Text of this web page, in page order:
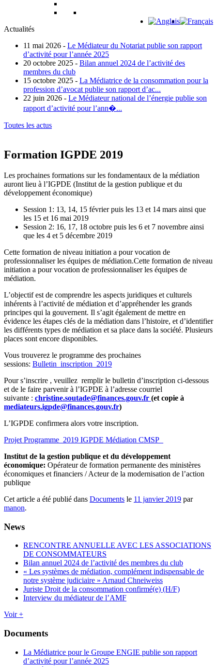
Actualités
11 mai 2026 - Le Médiateur du Notariat publie son rapport
d’activité pour l’année 2025
20 octobre 2025 - Bilan annuel 2024 de l’activité des
membres du club
15 octobre 2025 - La Médiatrice de la consommation pour la
profession d’avocat publie son rapport d’ac...
22 juin 2026 - Le Médiateur national de l’énergie publie son
rapport d’activité pour l’ann�...
Toutes les actus
Formation IGPDE 2019
Les prochaines formations sur les fondamentaux de la médiation
auront lieu à l’IGPDE (Institut de la gestion publique et du
développement économique)
Session 1: 13, 14, 15 février puis les 13 et 14 mars ainsi que
les 15 et 16 mai 2019
Session 2: 16, 17, 18 octobre puis les 6 et 7 novembre ainsi
que les 4 et 5 décembre 2019
Cette formation de niveau initiation a pour vocation de
professionnaliser les équipes de médiation.Cette formation de niveau
initiation a pour vocation de professionnaliser les équipes de
médiation.
L’objectif est de comprendre les aspects juridiques et culturels
inhérents à l’activité de médiation et d’appréhender les grands
principes qui la gouvernent. Il s’agit également de mettre en
évidence les étapes clés de la médiation dans l’histoire, et d’identifier
les différents types de médiation et sa place dans la société. Plusieurs
places sont encore disponibles.
Vous trouverez le programme des prochaines
sessions: Bulletin_inscription_2019
Pour s’inscrire , veuillez remplir le bulletin d’inscription ci-dessous
et de le faire parvenir à l’IGPDE à l’adresse courriel
suivante : christine.soutade@finances.gouv.fr (et copie à
mediateurs.igpde@finances.gouv.fr)
L’IGPDE confirmera alors votre inscription.
Projet Programme_2019 IGPDE Médiation CMSP_
Institut de la gestion publique et du développement
économique: Opérateur de formation permanente des ministères
économiques et financiers / Acteur de la modernisation de l’action
publique
Cet article a été publié dans Documents le 11 janvier 2019 par
manon.
News
RENCONTRE ANNUELLE AVEC LES ASSOCIATIONS
DE CONSOMMATEURS
Bilan annuel 2024 de l’activité des membres du club
« Les systèmes de médiation, complément indispensable de
notre système judiciaire » Arnaud Chneiweiss
Juriste Droit de la consommation confirmé(e) (H/F)
Interview du médiateur de l’AMF
Voir +
Documents
La Médiatrice pour le Groupe ENGIE publie son rapport
d’activité pour l’année 2025